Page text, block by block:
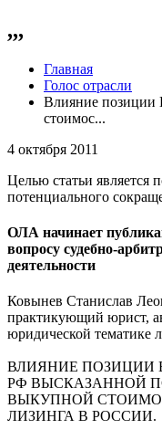
,,,
Главная
Голос отрасли
Влияние
стоимос...
4 октября 2011
Целью статьи является
потенциального
ОЛА начинает
вопросу судебно-
деятельности
Ковынев Станислав
практикующий юрист,
юридической тематике
ВЛИЯНИЕ ПОЗИЦИИ
РФ ВЫСКАЗАННОЙ
ВЫКУПНОЙ
ЛИЗИНГА В РОССИИ.